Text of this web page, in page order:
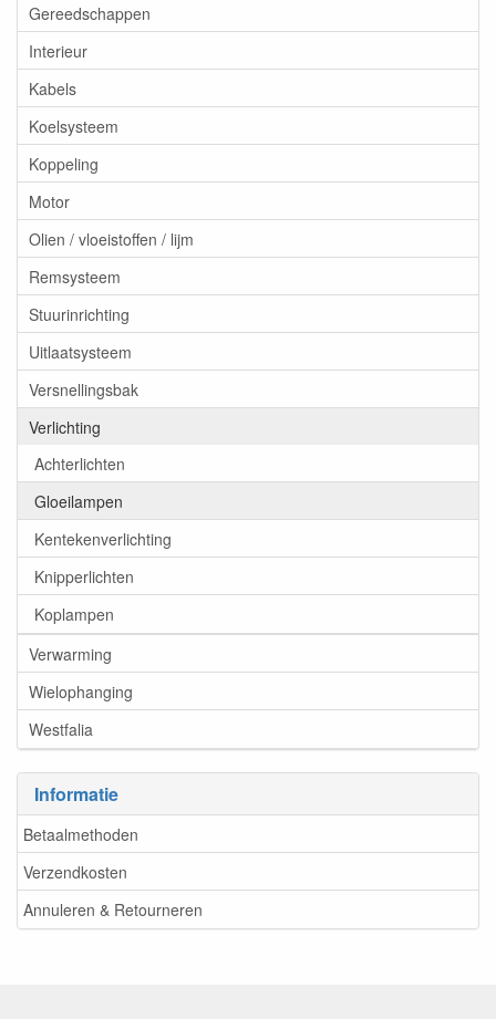
Gereedschappen
Interieur
Kabels
Koelsysteem
Koppeling
Motor
Olien / vloeistoffen / lijm
Remsysteem
Stuurinrichting
Uitlaatsysteem
Versnellingsbak
Verlichting
Achterlichten
Gloeilampen
Kentekenverlichting
Knipperlichten
Koplampen
Verwarming
Wielophanging
Westfalia
Informatie
Betaalmethoden
Verzendkosten
Annuleren & Retourneren